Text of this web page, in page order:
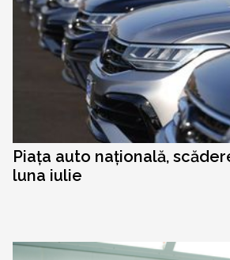
Piața auto națională,
luna iulie